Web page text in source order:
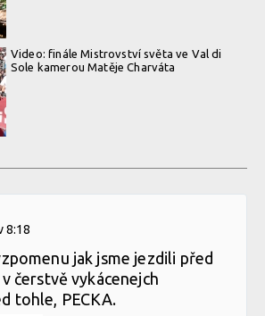
Video: finále Mistrovství světa ve Val di
Sole kamerou Matěje Charváta
8:18
jak jsme jezdili před
čerstvě vykácenejch
tohle, PECKA.